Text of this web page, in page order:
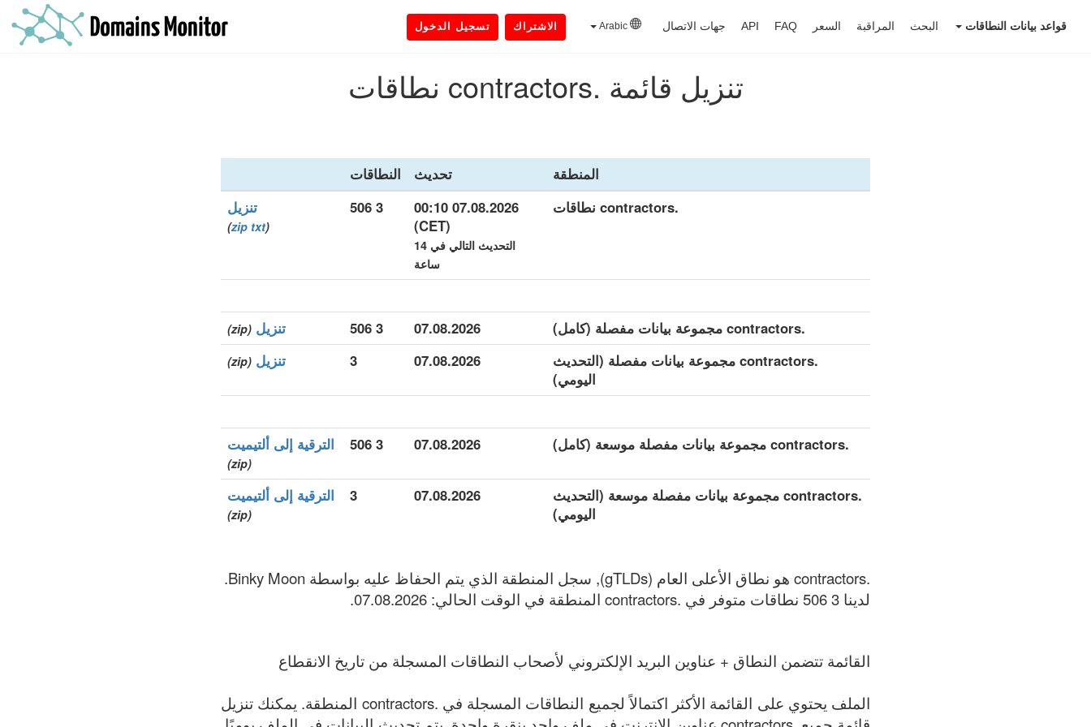
قواعد بيانات النطاقات البحث المراقبة السعر FAQ
API جهات الاتصال الاشتراك تسجيل الدخول
تنزيل قائمة .contractors نطاقات
المنطقة تحديث
النطاقات
.contractors نطاقات
07.08.2026 00:10
(CET)
التحديث التالي في 14
ساعة
3 506 تنزيل
(
zip txt
)
.contractors مجموعة بيانات مفصلة (كامل) 07.08.2026
3 506 تنزيل (zip)
.contractors مجموعة بيانات مفصلة (التحديث
اليومي)
07.08.2026
3 تنزيل (zip)
.contractors مجموعة بيانات مفصلة موسعة (كامل) 07.08.2026
3 506 الترقية إلى ألتيميت
(zip)
.contractors مجموعة بيانات مفصلة موسعة (التحديث
اليومي)
07.08.2026
3 الترقية إلى ألتيميت
(zip)
.contractors هو نطاق الأعلى العام (gTLDs), سجل المنطقة الذي يتم الحفاظ عليه بواسطة Binky Moon.
لدينا 3 506 نطاقات متوفر في .contractors المنطقة في الوقت الحالي: 07.08.2026.
القائمة تتضمن النطاق + عناوين البريد الإلكتروني لأصحاب النطاقات المسجلة من تاريخ الانقطاع
الملف يحتوي على القائمة الأكثر اكتمالاً لجميع النطاقات المسجلة في .contractors المنطقة. يمكنك تنزيل